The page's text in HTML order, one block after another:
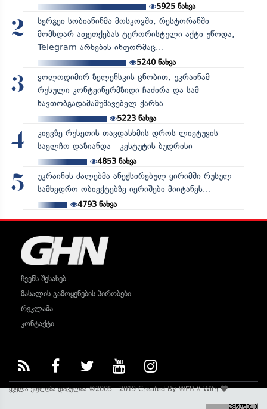
5925 ნახვა
2
სერგეი სობიანინმა მოსკოვში, რესტორანში
მომხდარ აფეთქებას ტერორისტული აქტი უწოდა,
Telegram-არხების ინფორმაც...
5240ნახვა
3
ვოლოდიმირ ზელენსკის ცნობით, უკრაინამ
რუსული კონტეინერმზიდი ჩაძირა და სამ
ნავთობგადამამუშავებელ ქარხა...
5223ნახვა
4
კიევზე რუსეთის თავდასხმის დროს ლიეტუვის
საელჩო დაზიანდა - კესტუტის ბუდრისი
4853ნახვა
5
უკრაინის ძალებმა ანექსირებულ ყირიმში რუსულ
სამხედრო ობიექტებზე იერიშები მიიტანეს...
4793ნახვა
ჩვენს შესახებ
მასალის გამოყენების პირობები
რეკლამა
კონტაქტი
ყველა უფლება დაცულია ©2005 - 2019 Created ByWEB-XWith